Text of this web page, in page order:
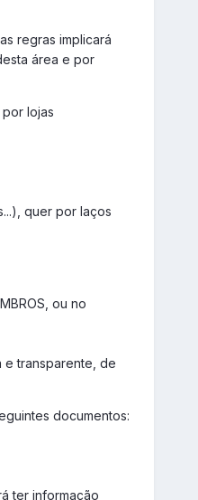
regras implicará
área e por
lojas
quer por laços
ou no
e transparente, de
documentos:
ter informação